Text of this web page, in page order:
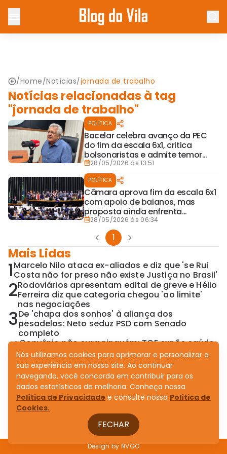
/Home/Notícias/jornada de trabalho
Notícias relacionadas à tag
"jornada de trabalho"
POLÍTICA
Bacelar celebra avanço da PEC
do fim da escala 6x1, critica
bolsonaristas e admite temor
com votação no Senado
28/05/2026 às 13:51
POLÍTICA
Câmara aprova fim da escala 6x1
com apoio de baianos, mas
proposta ainda enfrenta
incertezas no Senado
28/05/2026 às 06:34
1
Mais Lidas
1Marcelo Nilo ataca ex-aliados e diz que 'se Rui
Costa não for preso não existe Justiça no Brasil'
2Rodoviários apresentam edital de greve e Hélio
Ferreira diz que categoria chegou 'ao limite'
nas negociações
3De 'chapa dos sonhos' à aliança dos
pesadelos: Neto seduz PSD com Senado
completo
4Convênio não cura ninguém: TCE expõe saúde
emperrada no governo Jerônimo
5Aleluia pai e filho articulam assumir o
comando do Novo na Bahia após dissolução
de diretório
Design byNVGO
Nós utilizamos cookies para aprimorar e personalizar a
sua experiência em nosso site. Ao continuar
navegando, você concorda em contribuir para os
dados estatísticos de melhoria. Conheça nossa
Política de Privacidade e consulte nossa Política de
Cookies.
FECHAR